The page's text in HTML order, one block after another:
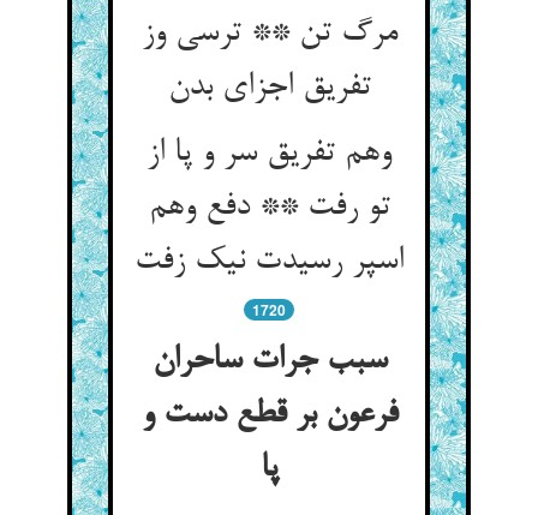
مرگ تن ** ترسی وز
تفریق اجزای بدن
وهم تفریق سر و پا از
تو رفت ** دفع وهم
اسپر رسیدت نیک زفت
1720
سبب جرات ساحران
فرعون بر قطع دست و
پا